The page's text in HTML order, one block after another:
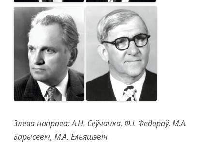
Злева направа: А.Н. Сеўчанка, Ф.І. Федараў, М.А.
Барысевіч, М.А. Ельяшэвіч.